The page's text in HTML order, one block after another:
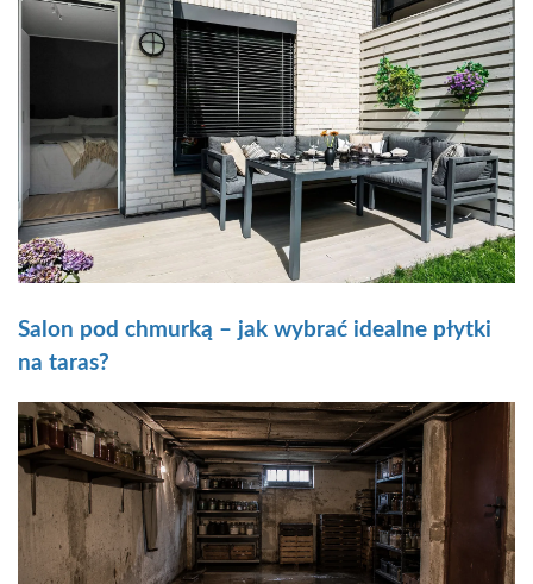
Salon pod chmurką – jak wybrać idealne płytki
na taras?